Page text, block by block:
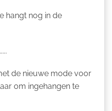
hangt nog in de
de nieuwe mode voor
om ingehangen te